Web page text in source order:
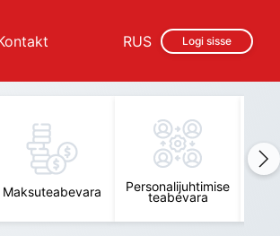
Logi sisse
RUS
Maksuteabevara Personalijuhtimise
teabevara